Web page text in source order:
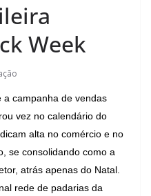
Week
a campanha de vendas
vez no calendário do
alta no comércio e no
se consolidando como a
atrás apenas do Natal.
rede de padarias da